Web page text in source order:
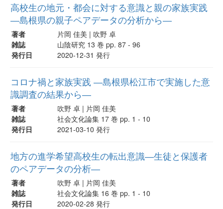
高校生の地元・都会に対する意識と親の家族実践
―島根県の親子ペアデータの分析から―
著者
片岡 佳美 | 吹野 卓
雑誌
山陰研究 13 巻 pp. 87 - 96
発行日
2020-12-31 発行
コロナ禍と家族実践 ―島根県松江市で実施した意
識調査の結果から―
著者
吹野 卓 | 片岡 佳美
雑誌
社会文化論集 17 巻 pp. 1 - 10
発行日
2021-03-10 発行
地方の進学希望高校生の転出意識―生徒と保護者
のペアデータの分析―
著者
吹野 卓 | 片岡 佳美
雑誌
社会文化論集 16 巻 pp. 1 - 10
発行日
2020-02-28 発行